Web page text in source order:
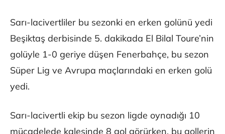
Sarı-lacivertliler bu sezonki en erken golünü yedi
Beşiktaş derbisinde 5. dakikada El Bilal Toure’nin
golüyle 1-0 geriye düşen Fenerbahçe, bu sezon
Süper Lig ve Avrupa maçlarındaki en erken golü
yedi.
Sarı-lacivertli ekip bu sezon ligde oynadığı 10
mücadelede kalesinde 8 gol görürken, bu gollerin